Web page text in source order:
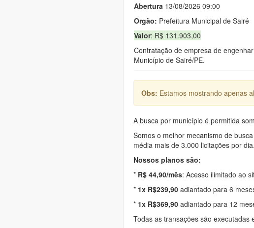
Abertura 13/08/2026 09:00
Orgão: Prefeitura Municipal de Sairé
Valor: R$ 131.903,00
Contratação de empresa de
Município de Sairé/PE.
Obs: Estamos mostrando apenas
A busca por município é permitida
Somos o melhor mecanismo de
média mais de 3.000 licitações por dia.
Nossos planos são:
* R$ 44,90/mês: Acesso ilimitado ao
* 1x R$239,90 adiantado para 6
* 1x R$369,90 adiantado para 12
Todas as transações são